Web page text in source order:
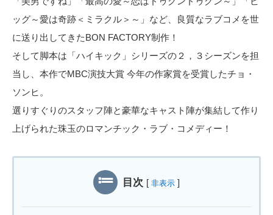
ッグ～愛は奇跡＜ミラクル＞～」など、良質なラブコメを世
に送り出してきたBON FACTORY制作！
そして脚本は「ハイキック」シリーズの２，３シーズンを担
当し、本作でMBC演技大賞 今年の作家賞を受賞したチョ・
ソンヒ。
選りすぐりのスタッフ陣と豪華なキャスト陣が集結して作り
上げられた珠玉のロマンチック・ラブ・コメディー！
目次 [ 非表示 ]